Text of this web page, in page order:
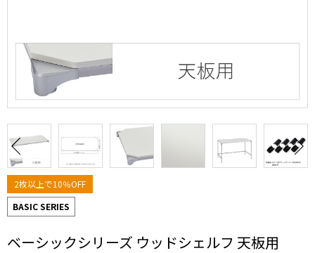
2枚以上で10％OFF
BASIC SERIES
ベーシックシリーズ ウッドシェルフ 天板用